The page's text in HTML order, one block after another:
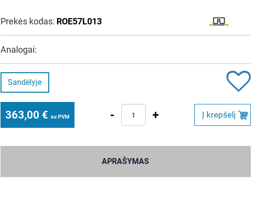
Prekės kodas: ROE57L013
Analogai:
Sandėlyje
363,00 € su PVM - + Į krepšelį
APRAŠYMAS